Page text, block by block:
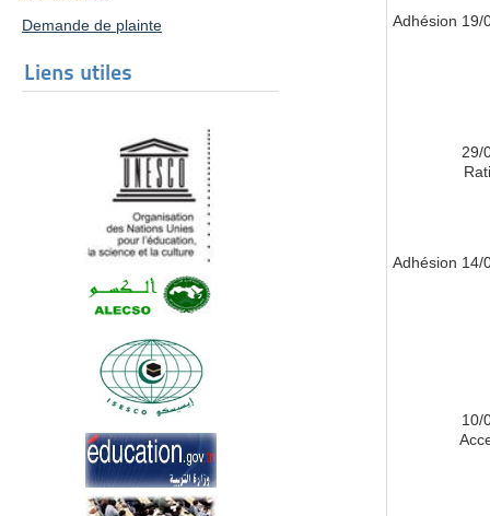
Demande de plainte
Liens utiles
19/03/
29/
14/05/
10/